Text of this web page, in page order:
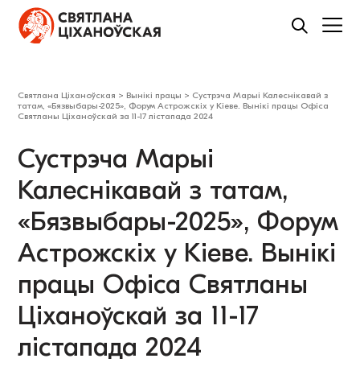
Святлана Ціханоўская > Вынікі працы > Сустрэча Марыі Калеснікавай з
татам, «Бязвыбары-2025», Форум Астрожскіх у Кіеве. Вынікі працы Офіса
Святланы Ціханоўскай за 11-17 лістапада 2024
Сустрэча Марыі
Калеснікавай з татам,
«Бязвыбары-2025», Форум
Астрожскіх у Кіеве. Вынікі
працы Офіса Святланы
Ціханоўскай за 11-17
лістапада 2024